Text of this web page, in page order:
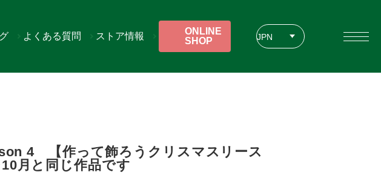
JPN
よくある質問 ストア情報
ONLINE
SHOP
4 【作って飾ろうクリスマスリース
月と同じ作品です